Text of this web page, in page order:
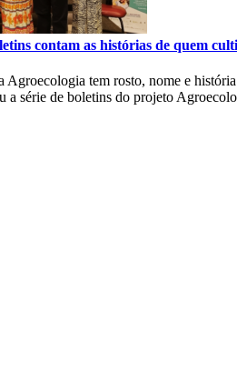
contam as histórias de quem
tem rosto, nome e
a série de boletins do projeto